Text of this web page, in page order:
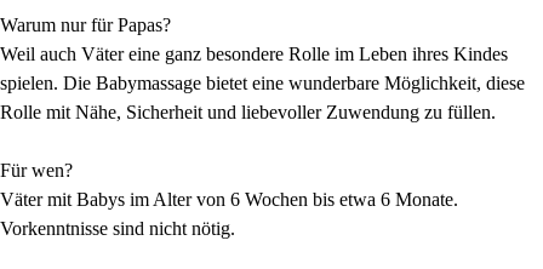
Warum nur für Papas?
Weil auch Väter eine ganz besondere Rolle im Leben ihres Kindes
spielen. Die Babymassage bietet eine wunderbare Möglichkeit, diese
Rolle mit Nähe, Sicherheit und liebevoller Zuwendung zu füllen.
Für wen?
Väter mit Babys im Alter von 6 Wochen bis etwa 6 Monate.
Vorkenntnisse sind nicht nötig.